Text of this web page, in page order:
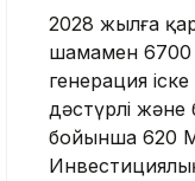
2028 жылға
шамамен
генерация
дәстүрлі және
бойынша 620